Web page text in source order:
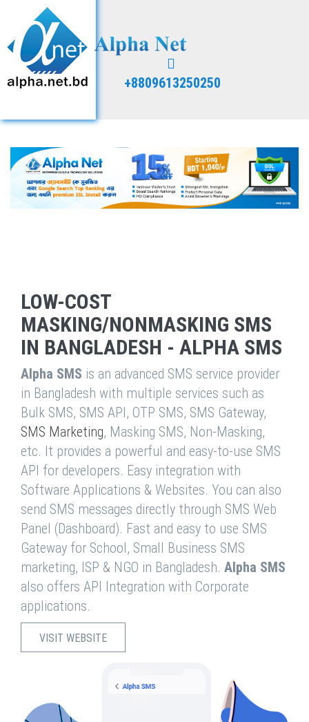
+8809613250250
LOW-COST
MASKING/NONMASKING SMS
IN BANGLADESH - ALPHA SMS
Alpha SMS is an advanced SMS service provider
in Bangladesh with multiple services such as
Bulk SMS, SMS API, OTP SMS, SMS Gateway,
SMS Marketing, Masking SMS, Non-Masking,
etc. It provides a powerful and easy-to-use SMS
API for developers. Easy integration with
Software Applications & Websites. You can also
send SMS messages directly through SMS Web
Panel (Dashboard). Fast and easy to use SMS
Gateway for School, Small Business SMS
marketing, ISP & NGO in Bangladesh. Alpha SMS
also offers API Integration with Corporate
applications.
VISIT WEBSITE